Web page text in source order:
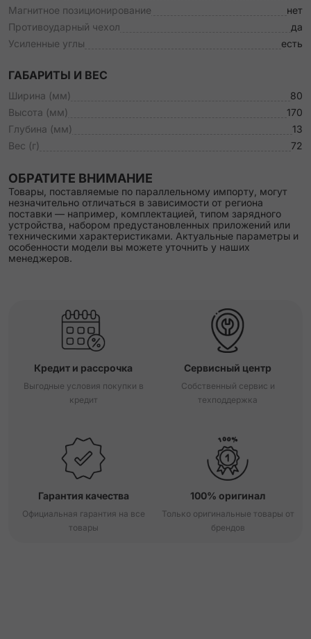
Магнитное позиционирование
нет
Противоударный чехол
да
Усиленные углы
есть
ГАБАРИТЫ И ВЕС
Ширина (мм)
80
Высота (мм)
170
Глубина (мм)
13
Вес (г)
72
ОБРАТИТЕ ВНИМАНИЕ
Товары, поставляемые по параллельному импорту, могут
незначительно отличаться в зависимости от региона
поставки — например, комплектацией, типом зарядного
устройства, набором предустановленных приложений или
техническими характеристиками. Актуальные параметры и
особенности модели вы можете уточнить у наших
менеджеров.
Кредит и рассрочка
Выгодные условия покупки в
кредит
Сервисный центр
Собственный сервис и
техподдержка
Гарантия качества
Официальная гарантия на все
товары
100% оригинал
Только оригинальные товары от
брендов